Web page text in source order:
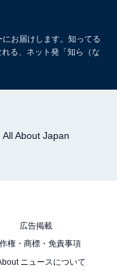
お届けします。知ってる
る、ネット発「知ら（な
All About Japan
広告掲載
権・商標・免責事項
ニュースについて